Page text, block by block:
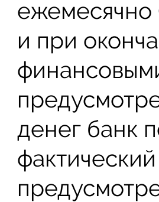
ежемесячно
и при
денег банк